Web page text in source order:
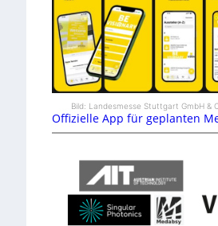
Bild: Landesmesse Stuttgart GmbH &
Offizielle App für geplanten